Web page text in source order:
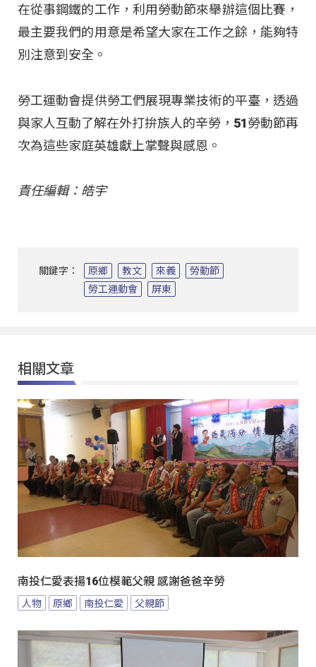
在從事鋼鐵的工作，利用勞動節來舉辦這個比賽，
最主要我們的用意是希望大家在工作之餘，能夠特
別注意到安全。
勞工運動會提供勞工們展現專業技術的平臺，透過
與家人互動了解在外打拚族人的辛勞，51勞動節再
次為這些家庭英雄獻上掌聲與感恩。
責任編輯：皓宇
關鍵字： 原鄉 教文 來義
勞動節
勞工運動會
屏東
相關文章
南投仁愛表揚16位模範父親 感謝爸爸辛勞
人物 原鄉 南投仁愛 父親節